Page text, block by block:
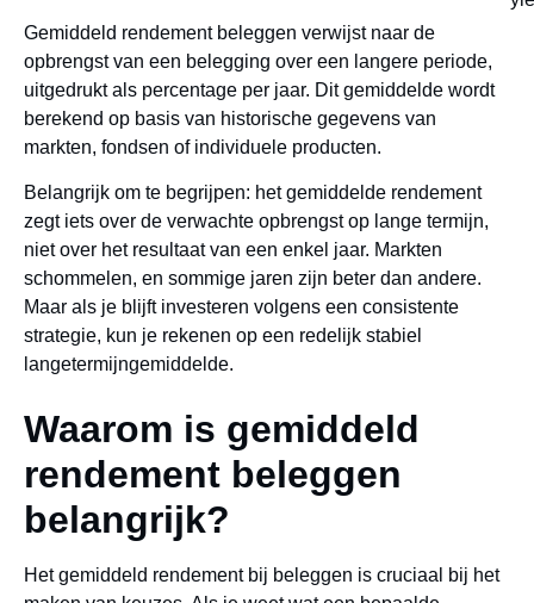
Gemiddeld rendement beleggen verwijst naar de
opbrengst van een belegging over een langere periode,
uitgedrukt als percentage per jaar. Dit gemiddelde wordt
berekend op basis van historische gegevens van
markten, fondsen of individuele producten.
Belangrijk om te begrijpen: het gemiddelde rendement
zegt iets over de verwachte opbrengst op lange termijn,
niet over het resultaat van een enkel jaar. Markten
schommelen, en sommige jaren zijn beter dan andere.
Maar als je blijft investeren volgens een consistente
strategie, kun je rekenen op een redelijk stabiel
langetermijngemiddelde.
Waarom is gemiddeld
rendement beleggen
belangrijk?
Het gemiddeld rendement bij beleggen is cruciaal bij het